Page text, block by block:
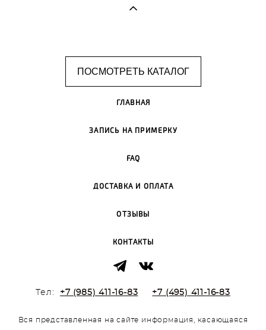
ПОСМОТРЕТЬ КАТАЛОГ
ГЛАВНАЯ
ЗАПИСЬ НА ПРИМЕРКУ
FAQ
ДОСТАВКА И ОПЛАТА
ОТЗЫВЫ
КОНТАКТЫ
Тел: +7 (985) 411-16-83 +7 (495) 411-16-83
Вся представленная на сайте информация, касающаяся